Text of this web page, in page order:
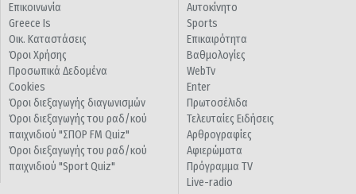
Επικοινωνία
Greece Is
Οικ. Καταστάσεις
Όροι Χρήσης
Προσωπικά Δεδομένα
Cookies
Όροι διεξαγωγής διαγωνισμών
Όροι διεξαγωγής του ραδ/κού
παιχνιδιού "ΣΠΟΡ FM Quiz"
Όροι διεξαγωγής του ραδ/κού
παιχνιδιού "Sport Quiz"
Αυτοκίνητο
Sports
Επικαιρότητα
Βαθμολογίες
WebTv
Enter
Πρωτοσέλιδα
Τελευταίες Ειδήσεις
Αρθρογραφίες
Αφιερώματα
Πρόγραμμα TV
Live-radio